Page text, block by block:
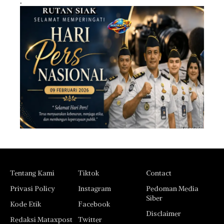
Tentang Kami
Privasi Policy
Kode Etik
Redaksi Mataxpost
Tiktok
Instagram
Facebook
Twitter
Contact
Pedoman Media
Siber
Disclaimer